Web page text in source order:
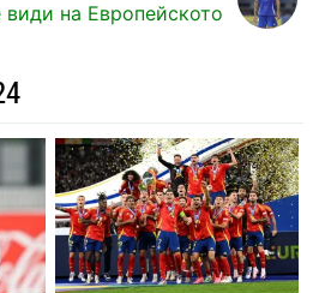
на Европейското